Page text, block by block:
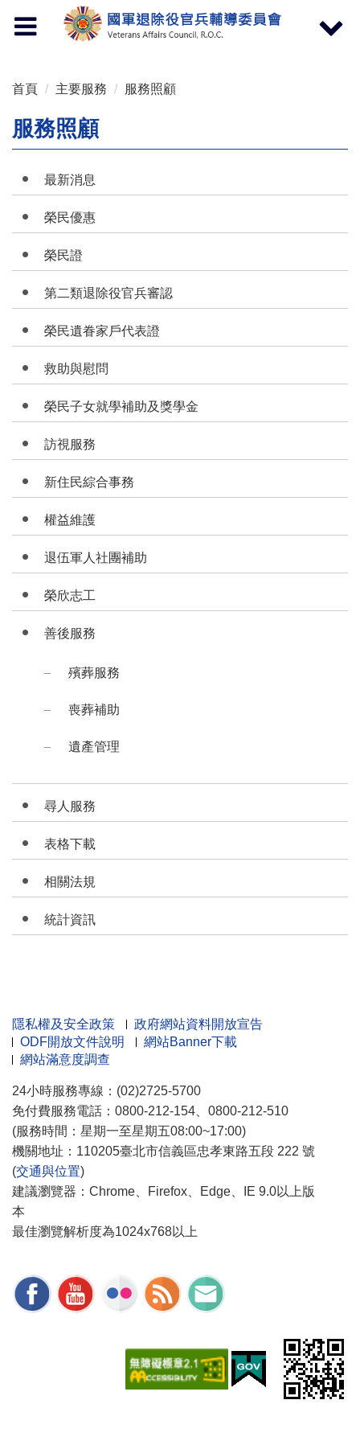
Toggle
navigation
Toggle
首頁 主要服務 服務照顧
服務照顧
最新消息
榮民優惠
榮民證
第二類退除役官兵審認
榮民遺眷家戶代表證
救助與慰問
榮民子女就學補助及獎學金
訪視服務
新住民綜合事務
權益維護
退伍軍人社團補助
榮欣志工
善後服務
殯葬服務
喪葬補助
遺產管理
尋人服務
表格下載
相關法規
統計資訊
隱私權及安全政策
政府網站資料開放宣告
ODF開放文件說明
網站Banner下載
網站滿意度調查
24小時服務專線：(02)2725-5700
免付費服務電話：0800-212-154、0800-212-510
(服務時間：星期一至星期五08:00~17:00)
機關地址：110205臺北市信義區忠孝東路五段 222 號
(交通與位置)
建議瀏覽器：Chrome、Firefox、Edge、IE 9.0以上版
本
最佳瀏覽解析度為1024x768以上